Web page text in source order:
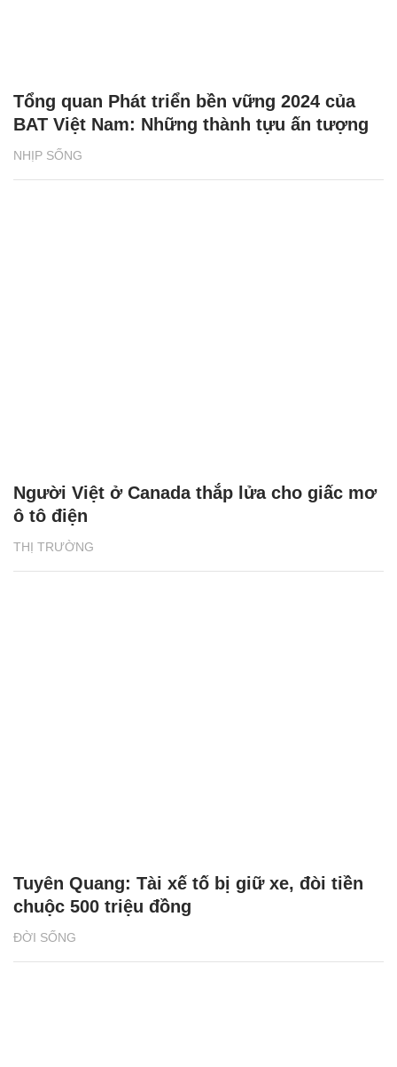
NHỊP SỐNG
Tổng quan Phát triển bền vững 2024 của
BAT Việt Nam: Những thành tựu ấn tượng
THỊ TRƯỜNG
Người Việt ở Canada thắp lửa cho giấc mơ
ô tô điện
ĐỜI SỐNG
Tuyên Quang: Tài xế tố bị giữ xe, đòi tiền
chuộc 500 triệu đồng